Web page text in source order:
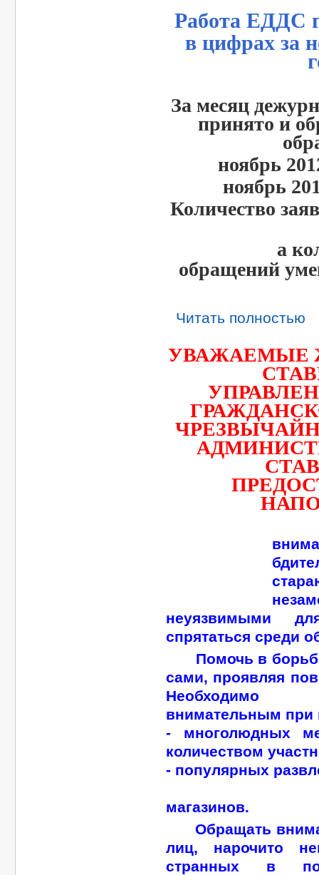
Работа ЕДДС
в цифрах за
За месяц
принято и
ноябрь
ноябрь
Количество
а
обращений
Читать полностью
УВАЖАЕМЫЕ
неуязвимыми
спрятаться среди
Помочь в
сами, проявляя
Необходимо
внимательным при
- многолюдных
количеством
- популярных
магазинов.
Обращать
лиц, нарочито
странных в